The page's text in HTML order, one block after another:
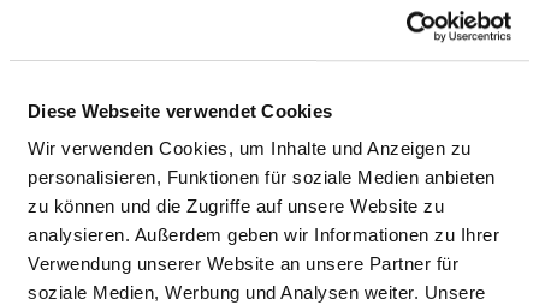
Diese Webseite verwendet Cookies
Wir verwenden Cookies, um Inhalte und Anzeigen zu
personalisieren, Funktionen für soziale Medien anbieten
zu können und die Zugriffe auf unsere Website zu
analysieren. Außerdem geben wir Informationen zu Ihrer
Verwendung unserer Website an unsere Partner für
soziale Medien, Werbung und Analysen weiter. Unsere